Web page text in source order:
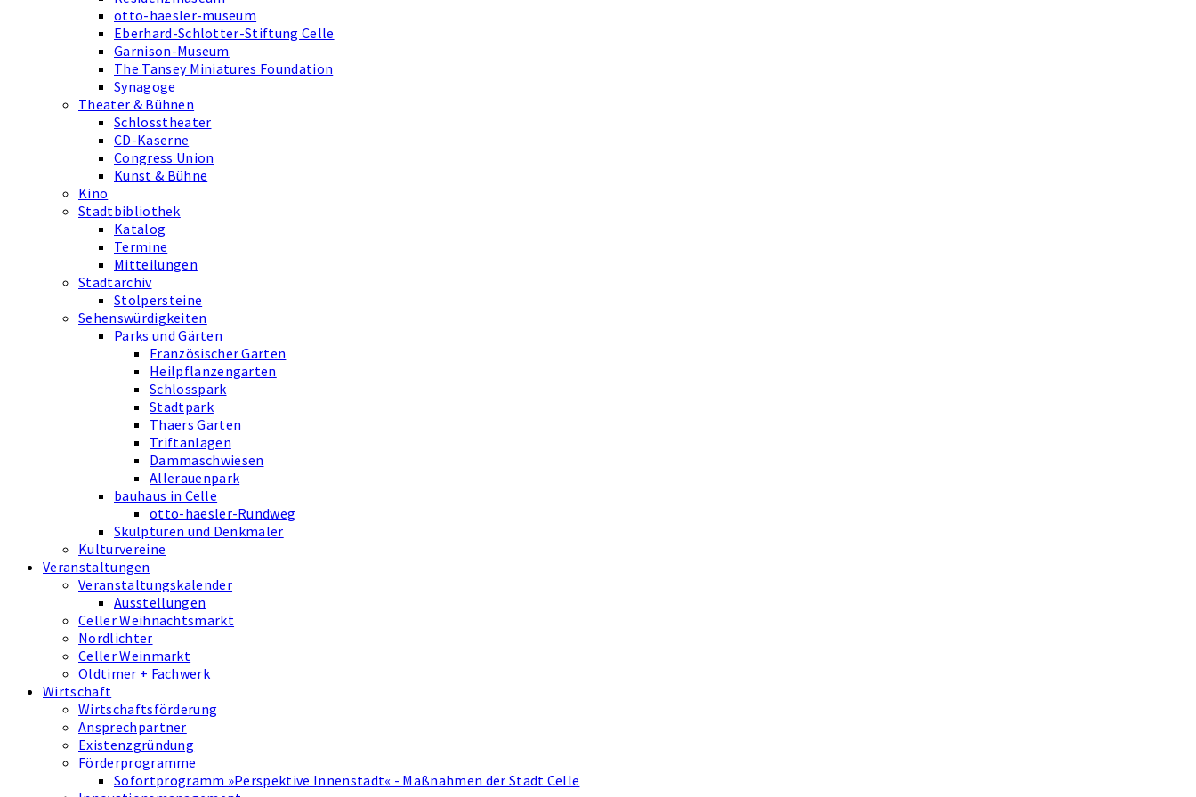
otto-haesler-museum
Eberhard-Schlotter-Stiftung Celle
Garnison-Museum
The Tansey Miniatures Foundation
Synagoge
Theater & Bühnen
Schlosstheater
CD-Kaserne
Congress Union
Kunst & Bühne
Kino
Stadtbibliothek
Katalog
Termine
Mitteilungen
Stadtarchiv
Stolpersteine
Sehenswürdigkeiten
Parks und Gärten
Französischer Garten
Heilpflanzengarten
Schlosspark
Stadtpark
Thaers Garten
Triftanlagen
Dammaschwiesen
Allerauenpark
bauhaus in Celle
otto-haesler-Rundweg
Skulpturen und Denkmäler
Kulturvereine
Veranstaltungen
Veranstaltungskalender
Ausstellungen
Celler Weihnachtsmarkt
Nordlichter
Celler Weinmarkt
Oldtimer + Fachwerk
Wirtschaft
Wirtschaftsförderung
Ansprechpartner
Existenzgründung
Förderprogramme
Sofortprogramm »Perspektive Innenstadt« - Maßnahmen der Stadt Celle